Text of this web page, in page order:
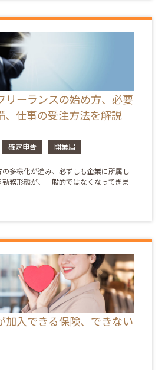
リーランスの始め方、必要
、仕事の受注方法を解説
確定申告 開業届
多様化が進み、必ずしも企業に所属し
務形態が、一般的ではなくなってきま
加入できる保険、できない